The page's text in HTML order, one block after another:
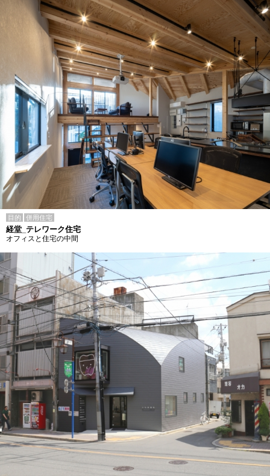
目的 併用住宅
経堂_テレワーク住宅
オフィスと住宅の中間